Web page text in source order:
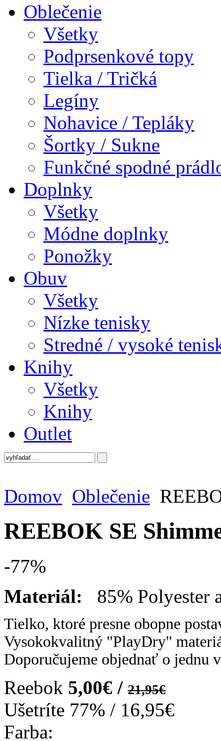
Oblečenie
Všetky
Podprsenkové topy
Tielka / Tričká
Legíny
Nohavice / Tepláky
Šortky / Sukne
Funkčné spodné
Doplnky
Všetky
Módne doplnky
Ponožky
Obuv
Všetky
Nízke tenisky
Stredné / vysoké
Knihy
Všetky
Knihy
Outlet
Domov Oblečenie
REEBOK SE
-77%
Materiál:
85% Polyester
Tielko, ktoré presne obopne
Vysokokvalitný "PlayDry"
Doporučujeme objednať o jednu
Reebok 5,00€ / 21,95€
Ušetríte 77% / 16,95€
Farba: